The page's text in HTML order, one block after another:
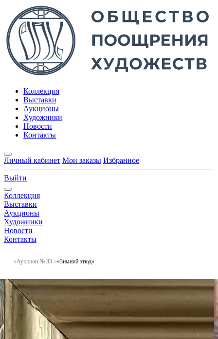
Коллекция
Выставки
Аукционы
Художники
Новости
Контакты
Личный кабинет Мои заказы Избранное
Выйти
Коллекция
Выставки
Аукционы
Художники
Новости
Контакты
Аукцион № 33 «Зимний этюд»